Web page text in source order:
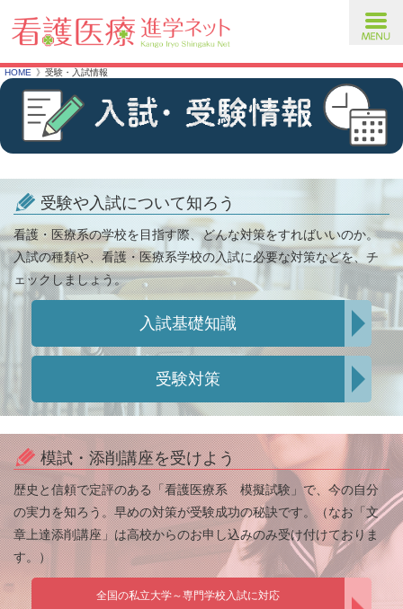
HOME 受験・入試情報
受験や入試について知ろう
看護・医療系の学校を目指す際、どんな対策をすればいいのか。
入試の種類や、看護・医療系学校の入試に必要な対策などを、チ
ェックしましょう。
入試基礎知識
受験対策
模試・添削講座を受けよう
歴史と信頼で定評のある「看護医療系 模擬試験」で、今の自分
の実力を知ろう。早めの対策が受験成功の秘訣です。（なお「文
章上達添削講座」は高校からのお申し込みのみ受け付けておりま
す。）
全国の私立大学～専門学校入試に対応